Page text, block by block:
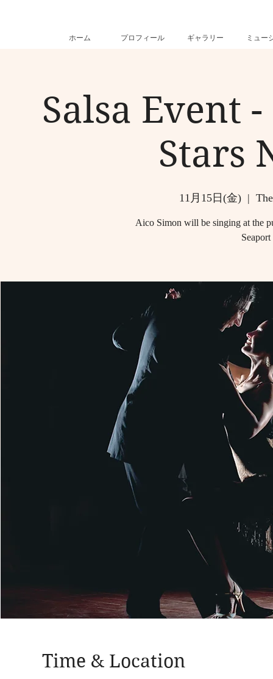
ホーム プロフィール ギャラリー ミュー
Salsa Event
Stars
11月15日(金)
  |
Aico Simon will be singing at the
Time & Location